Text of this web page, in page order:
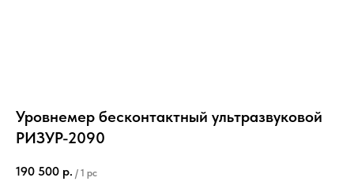
Уровнемер бесконтактный ультразвуковой
РИЗУР-2090
190 500 р. / 1 pc